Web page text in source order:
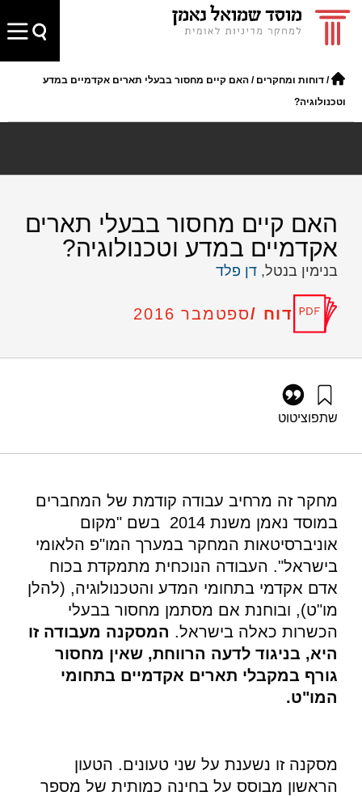
/ דוחות ומחקרים / האם קיים מחסור בבעלי תארים אקדמיים במדע
וטכנולוגיה?
האם קיים מחסור בבעלי תארים
אקדמיים במדע וטכנולוגיה?
בנימין בנטל, דן פלד
דוח /ספטמבר 2016
שתפוציטוט
מחקר זה מרחיב עבודה קודמת של המחברים
במוסד נאמן משנת 2014 בשם "מקום
אוניברסיטאות המחקר במערך המו"פ הלאומי
בישראל". העבודה הנוכחית מתמקדת בכוח
אדם אקדמי בתחומי המדע והטכנולוגיה, (להלן
מו"ט), ובוחנת אם מסתמן מחסור בבעלי
הכשרות כאלה בישראל. המסקנה מעבודה זו
היא, בניגוד לדעה הרווחת, שאין מחסור
גורף במקבלי תארים אקדמיים בתחומי
המו"ט.
מסקנה זו נשענת על שני טעונים. הטעון
הראשון מבוסס על בחינה כמותית של מספר